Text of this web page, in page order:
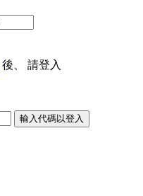
後、 請登入
輸入代碼以登入